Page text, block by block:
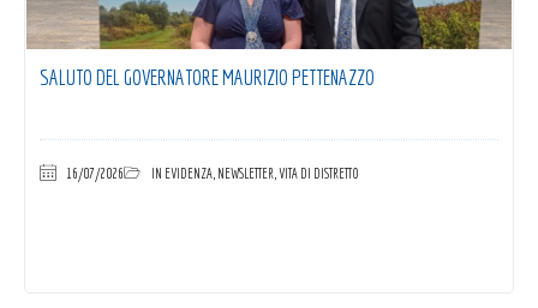
SALUTO DEL GOVERNATORE MAURIZIO PETTENAZZO
16/07/2026 IN EVIDENZA, NEWSLETTER VITA DI DISTRETTO